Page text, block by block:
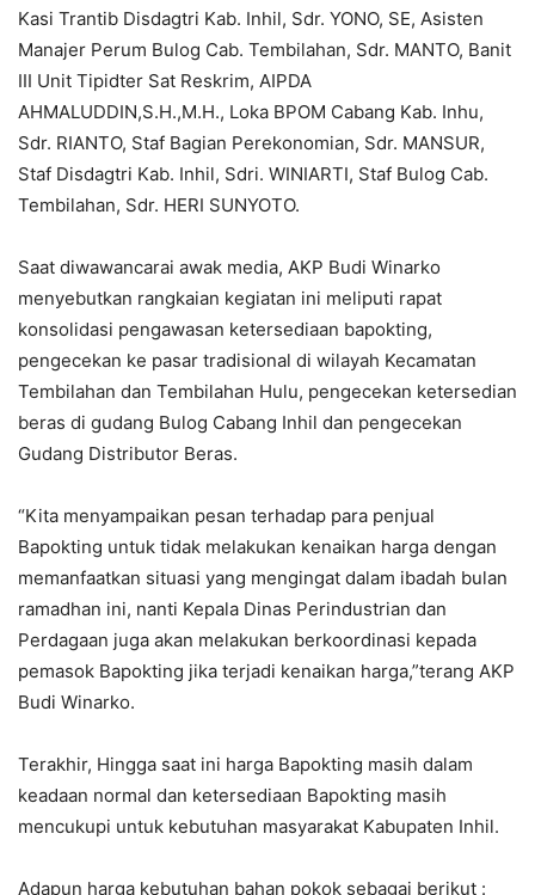
Kasi Trantib Disdagtri Kab. Inhil, Sdr. YONO, SE, Asisten
Manajer Perum Bulog Cab. Tembilahan, Sdr. MANTO, Banit
III Unit Tipidter Sat Reskrim, AIPDA
AHMALUDDIN,S.H.,M.H., Loka BPOM Cabang Kab. Inhu,
Sdr. RIANTO, Staf Bagian Perekonomian, Sdr. MANSUR,
Staf Disdagtri Kab. Inhil, Sdri. WINIARTI, Staf Bulog Cab.
Tembilahan, Sdr. HERI SUNYOTO.
Saat diwawancarai awak media, AKP Budi Winarko
menyebutkan rangkaian kegiatan ini meliputi rapat
konsolidasi pengawasan ketersediaan bapokting,
pengecekan ke pasar tradisional di wilayah Kecamatan
Tembilahan dan Tembilahan Hulu, pengecekan ketersedian
beras di gudang Bulog Cabang Inhil dan pengecekan
Gudang Distributor Beras.
“Kita menyampaikan pesan terhadap para penjual
Bapokting untuk tidak melakukan kenaikan harga dengan
memanfaatkan situasi yang mengingat dalam ibadah bulan
ramadhan ini, nanti Kepala Dinas Perindustrian dan
Perdagaan juga akan melakukan berkoordinasi kepada
pemasok Bapokting jika terjadi kenaikan harga,”terang AKP
Budi Winarko.
Terakhir, Hingga saat ini harga Bapokting masih dalam
keadaan normal dan ketersediaan Bapokting masih
mencukupi untuk kebutuhan masyarakat Kabupaten Inhil.
Adapun harga kebutuhan bahan pokok sebagai berikut :